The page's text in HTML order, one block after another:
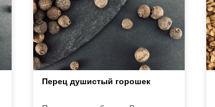
Перец душистый горошек